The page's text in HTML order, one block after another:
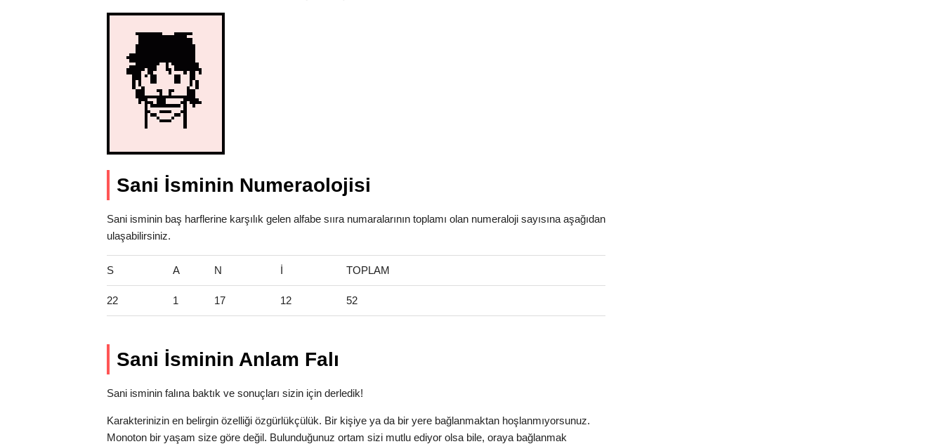
Sani İsminin Numeraolojisi
Sani isminin baş harflerine karşılık gelen alfabe sııra numaralarının toplamı olan numeraloji sayısına aşağıdan
ulaşabilirsiniz.
S A N İ TOPLAM
22 1 17 12 52
Sani İsminin Anlam Falı
Sani isminin falına baktık ve sonuçları sizin için derledik!
Karakterinizin en belirgin özelliği özgürlükçülük. Bir kişiye ya da bir yere bağlanmaktan hoşlanmıyorsunuz.
Monoton bir yaşam size göre değil. Bulunduğunuz ortam sizi mutlu ediyor olsa bile, oraya bağlanmak